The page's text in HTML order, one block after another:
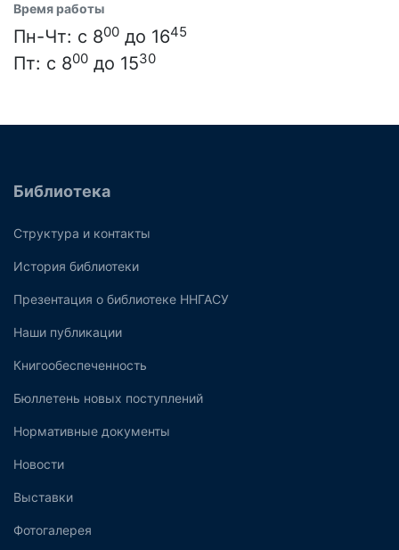
Время работы
Пн-Чт: с 800 до 1645
Пт: с 800 до 1530
Библиотека
Структура и контакты
История библиотеки
Презентация о библиотеке ННГАСУ
Наши публикации
Книгообеспеченность
Бюллетень новых поступлений
Нормативные документы
Новости
Выставки
Фотогалерея